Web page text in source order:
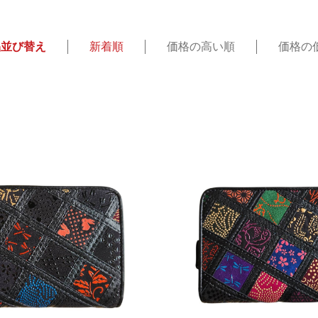
び替え 新着順 価格の高い順 価格の